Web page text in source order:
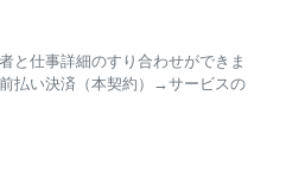
と仕事詳細のすり合わせができま
払い決済（本契約）→サービスの